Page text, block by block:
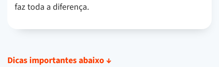
faz toda a diferença.
Dicas importantes abaixo ↓